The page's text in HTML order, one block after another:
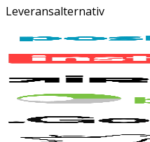
Leveransalternativ